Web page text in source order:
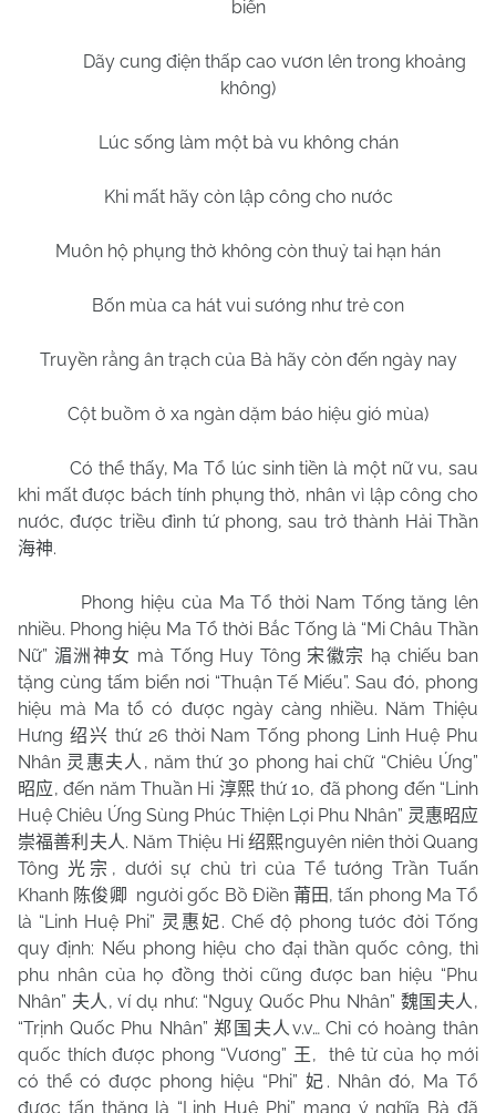
biển
Dãy cung điện thấp cao vươn lên trong khoảng
không)
Lúc sống làm một bà vu không chán
Khi mất hãy còn lập công cho nước
Muôn hộ phụng thờ không còn thuỷ tai hạn hán
Bốn mùa ca hát vui sướng như trẻ con
Truyền rằng ân trạch của Bà hãy còn đến ngày nay
Cột buồm ở xa ngàn dặm báo hiệu gió mùa)
Có thể thấy, Ma Tổ lúc sinh tiền là một nữ vu, sau
khi mất được bách tính phụng thờ, nhân vì lập công cho
nước, được triều đình tứ phong, sau trở thành Hải Thần
海神.
Phong hiệu của Ma Tổ thời Nam Tống tăng lên
nhiều. Phong hiệu Ma Tổ thời Bắc Tống là “Mi Châu Thần
Nữ” 湄洲神女 mà Tống Huy Tông 宋徽宗 hạ chiếu ban
tặng cùng tấm biển nơi “Thuận Tế Miếu”. Sau đó, phong
hiệu mà Ma tổ có được ngày càng nhiều. Năm Thiệu
Hưng 绍兴 thứ 26 thời Nam Tống phong Linh Huệ Phu
Nhân 灵惠夫人 , năm thứ 30 phong hai chữ “Chiêu Ứng”
昭应, đến năm Thuần Hi 淳熙 thứ 10, đã phong đến “Linh
Huệ Chiêu Ứng Sùng Phúc Thiện Lợi Phu Nhân” 灵惠昭应
崇福善利夫人. Năm Thiệu Hi绍熙nguyên niên thời Quang
Tông光宗 , dưới sự chủ trì của Tể tướng Trần Tuấn
Khanh 陈俊卿 người gốc Bồ Điền 莆田, tấn phong Ma Tổ
là “Linh Huệ Phi” 灵惠妃. Chế độ phong tước đời Tống
quy định: Nếu phong hiệu cho đại thần quốc công, thì
phu nhân của họ đồng thời cũng được ban hiệu “Phu
Nhân” 夫人 , ví dụ như: “Nguỵ Quốc Phu Nhân” 魏国夫人 ,
“Trịnh Quốc Phu Nhân”郑国夫人 v.v… Chỉ có hoàng thân
quốc thích được phong “Vương” 王 ,
thê tử của họ mới
có thể có được phong hiệu “Phi” 妃 . Nhân đó, Ma Tổ
được tấn thăng là “Linh Huệ Phi” mang ý nghĩa Bà đã